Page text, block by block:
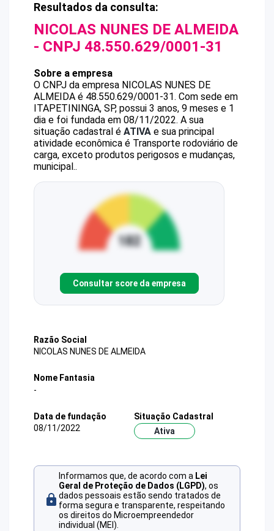
Resultados da consulta:
NICOLAS NUNES DE ALMEIDA
- CNPJ 48.550.629/0001-31
Sobre a empresa
O CNPJ da empresa NICOLAS NUNES DE
ALMEIDA é 48.550.629/0001-31. Com sede em
ITAPETININGA, SP, possui 3 anos, 9 meses e 1
dia e foi fundada em 08/11/2022. A sua
situação cadastral é ATIVA e sua principal
atividade econômica é Transporte rodoviário de
carga, exceto produtos perigosos e mudanças,
municipal..
Consultar score da empresa
Razão Social
NICOLAS NUNES DE ALMEIDA
Nome Fantasia
-
Data de fundação
08/11/2022
Situação Cadastral
Ativa
Informamos que, de acordo com a Lei
Geral de Proteção de Dados (LGPD), os
dados pessoais estão sendo tratados de
forma segura e transparente, respeitando
os direitos do Microempreendedor
individual (MEI).